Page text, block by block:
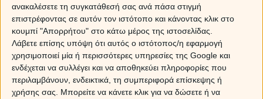
ανακαλέσετε τη συγκατάθεσή σας ανά πάσα στιγμή
επιστρέφοντας σε αυτόν τον ιστότοπο και κάνοντας κλικ στο
κουμπί "Απορρήτου" στο κάτω μέρος της ιστοσελίδας.
Λάβετε επίσης υπόψη ότι αυτός ο ιστότοπος/η εφαρμογή
χρησιμοποιεί μία ή περισσότερες υπηρεσίες της Google και
ενδέχεται να συλλέγει και να αποθηκεύει πληροφορίες που
περιλαμβάνουν, ενδεικτικά, τη συμπεριφορά επίσκεψης ή
χρήσης σας. Μπορείτε να κάνετε κλικ για να δώσετε ή να
Η ανάδρομη Αφροδίτη θα παίξει ουσιαστικό ρόλο στις
σημαντικές σχέσεις της ζωής μας . Μπορεί να έχει να
κάνει με το οριστικό κλείσιμο μιας σχέσης η οποία έχει
φθαρεί από το πέρασμα του χρόνου και έχει ολοκληρώσει
τον κύκλο της, ενώ για κάποιους άλλους μπορεί να είναι
το άνοιγμα μιας καινούργιας περιόδου με ένα πρόσωπο
από το παρελθόν.